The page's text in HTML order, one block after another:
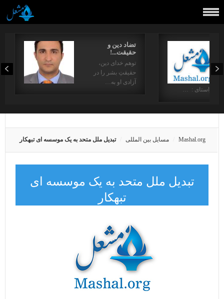
تضاد دین و
حقیقت...!
توهم خدای دین،
حقیقتِ بشر را در
آزادی او به…
در راستای : …
Mashal.org مسایل بین المللی تبدیل ملل متحد به یک موسسه ای تبهکار
تبدیل ملل متحد به یک موسسه ای
تبهکار